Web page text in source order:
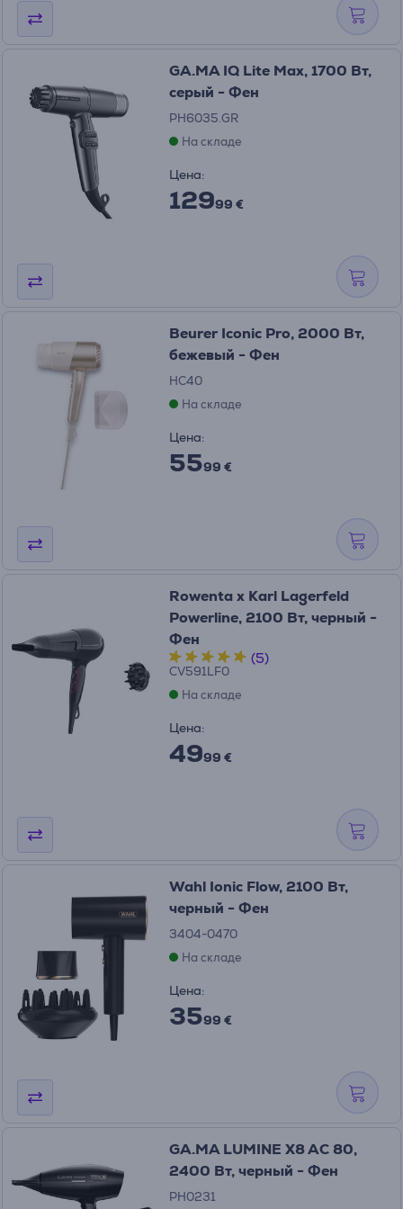
GA.MA IQ Lite Max, 1700 Вт,
серый - Фен
PH6035.GR
На складе
Цена:
12999 €
Beurer Iconic Pro, 2000 Вт,
бежевый - Фен
HC40
На складе
Цена:
5599 €
Rowenta x Karl Lagerfeld
Powerline, 2100 Вт, черный -
Фен
(5)
CV591LF0
На складе
Цена:
4999 €
Wahl Ionic Flow, 2100 Вт,
черный - Фен
3404-0470
На складе
Цена:
3599 €
GA.MA LUMINE X8 AC 80,
2400 Вт, черный - Фен
PH0231